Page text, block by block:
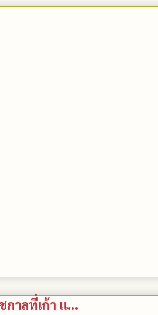
าลที่เก้า แ...